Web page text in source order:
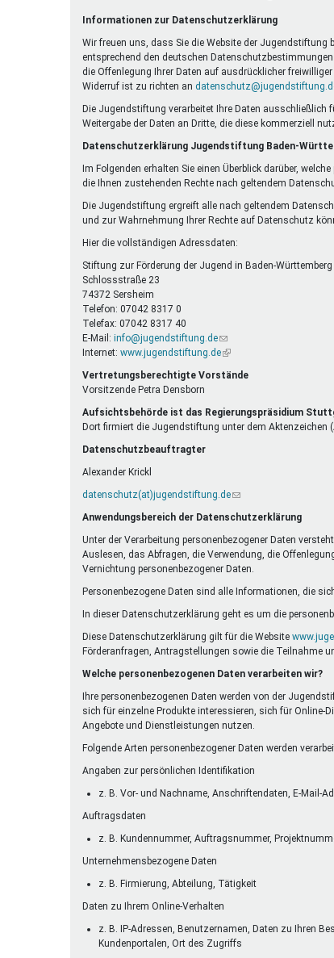
Ferienfreizeiten
Sprung ins Ausland
Informationen zur Datenschutzerklärung
Wir freuen uns, dass Sie die Website der Jugendstiftung
entsprechend den deutschen
die Offenlegung Ihrer Daten auf ausdrücklicher
Widerruf ist zu richten an
Die Jugendstiftung verarbeitet Ihre Daten
Weitergabe der Daten an Dritte, die diese kommerziell
Datenschutzerklärung Jugendstiftung Baden-
Im Folgenden erhalten Sie einen Überblick darüber,
die Ihnen zustehenden Rechte nach geltendem
Die Jugendstiftung ergreift alle nach geltendem
und zur Wahrnehmung Ihrer Rechte auf Datenschutz
Hier die vollständigen Adressdaten:
Stiftung zur Förderung der Jugend in Baden-
Schlossstraße 23
74372 Sersheim
Telefon: 07042 8317 0
Telefax: 07042 8317 40
E-Mail: info@jugendstiftung.de(Link
sendet
Mail)
Internet: www.jugendstiftung.de(Link
extern)
Vertretungsberechtigte Vorstände
Vorsitzende Petra Densborn
Aufsichtsbehörde ist das Regierungspräsidium
Dort firmiert die Jugendstiftung unter dem Aktenzeichen
Datenschutzbeauftragter
Alexander Krickl
datenschutz(at)jugendstiftung.de(Link
E-
Mail)
Anwendungsbereich der Datenschutzerklärung
Unter der Verarbeitung personenbezogener Daten
Auslesen, das Abfragen, die Verwendung, die
Vernichtung personenbezogener Daten.
Personenbezogene Daten sind alle Informationen, die
In dieser Datenschutzerklärung geht es um die
Diese Datenschutzerklärung gilt für die Website
Förderanfragen, Antragstellungen sowie die Teilnahme
Welche personenbezogenen Daten verarbeiten wir?
Ihre personenbezogenen Daten werden von der
sich für einzelne Produkte interessieren, sich für Online-
Angebote und Dienstleistungen nutzen.
Folgende Arten personenbezogener Daten werden
Angaben zur persönlichen Identifikation
z. B. Vor- und Nachname, Anschriftendaten, E-Mail-
Auftragsdaten
z. B. Kundennummer, Auftragsnummer,
Unternehmensbezogene Daten
z. B. Firmierung, Abteilung, Tätigkeit
Daten zu Ihrem Online-Verhalten
z. B. IP-Adressen, Benutzernamen, Daten zu Ihren
Kundenportalen, Ort des Zugriffs